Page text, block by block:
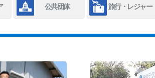
公共団体 旅行・レジャー